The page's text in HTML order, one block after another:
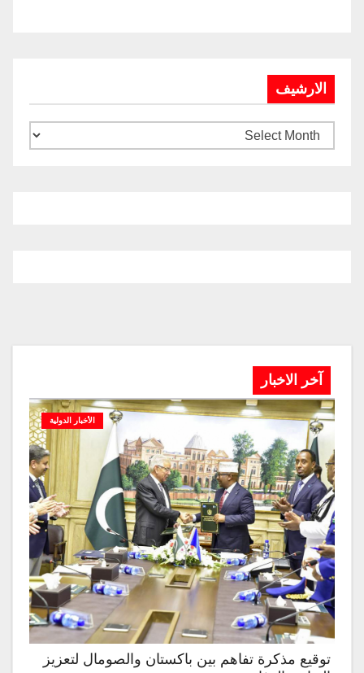
الارشيف
آخر الاخبار
الأخبار الدولية
توقيع مذكرة تفاهم بين باكستان والصومال لتعزيز